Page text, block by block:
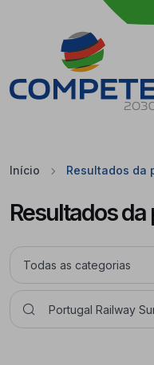
Saltar para o conteúdo
Início Resultados da
Resultados